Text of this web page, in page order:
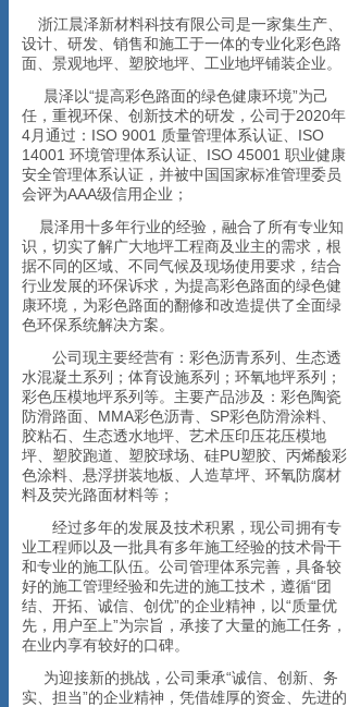
浙江晨泽新材料科技有限公司是一家集生产、
设计、研发、销售和施工于一体的专业化彩色路
面、景观地坪、塑胶地坪、工业地坪铺装企业。
晨泽以“提高彩色路面的绿色健康环境”为己
任，重视环保、创新技术的研发，公司于2020年
4月通过：ISO 9001 质量管理体系认证、ISO
14001 环境管理体系认证、ISO 45001 职业健康
安全管理体系认证，并被中国国家标准管理委员
会评为AAA级信用企业；
晨泽用十多年行业的经验，融合了所有专业知
识，切实了解广大地坪工程商及业主的需求，根
据不同的区域、不同气候及现场使用要求，结合
行业发展的环保诉求，为提高彩色路面的绿色健
康环境，为彩色路面的翻修和改造提供了全面绿
色环保系统解决方案。
公司现主要经营有：彩色沥青系列、生态透
水混凝土系列；体育设施系列；环氧地坪系列；
彩色压模地坪系列等。主要产品涉及：彩色陶瓷
防滑路面、MMA彩色沥青、SP彩色防滑涂料、
胶粘石、生态透水地坪、艺术压印压花压模地
坪、塑胶跑道、塑胶球场、硅PU塑胶、丙烯酸彩
色涂料、悬浮拼装地板、人造草坪、环氧防腐材
料及荧光路面材料等；
经过多年的发展及技术积累，现公司拥有专
业工程师以及一批具有多年施工经验的技术骨干
和专业的施工队伍。公司管理体系完善，具备较
好的施工管理经验和先进的施工技术，遵循“团
结、开拓、诚信、创优”的企业精神，以“质量优
先，用户至上”为宗旨，承接了大量的施工任务，
在业内享有较好的口碑。
为迎接新的挑战，公司秉承“诚信、创新、务
实、担当”的企业精神，凭借雄厚的资金、先进的